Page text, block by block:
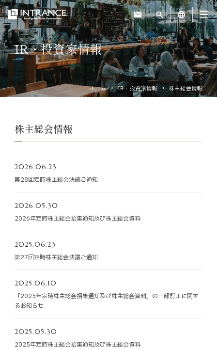
mail search language
トップ
企業情報
運営ホテル
IR・投資家情報
お役立ちコラム
採用情報
お問い合わせ
免責事項サイトマップ勧誘方針IRポリシー
IR・投資家情報
ホーム IR・投資家情報 株主総会情報
株主総会情報
2026.06.23
第28回定時株主総会決議ご通知
2026.05.30
2026年定時株主総会招集通知及び株主総会資料
2025.06.23
第27回定時株主総会決議ご通知
2025.06.10
「2025年定時株主総会招集通知及び株主総会資料」の一部訂正に関す
るお知らせ
2025.05.30
2025年定時株主総会招集通知及び株主総会資料